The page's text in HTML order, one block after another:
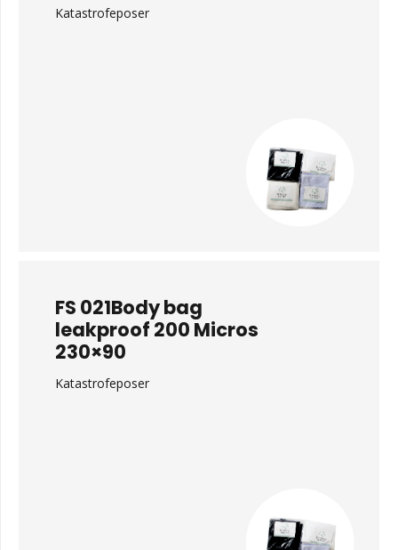
Katastrofeposer
FS 021Body bag
leakproof 200 Micros
230×90
Katastrofeposer